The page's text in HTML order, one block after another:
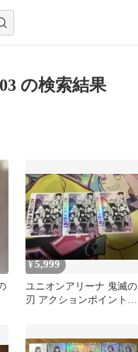
の検索結果
¥5,999
ユニオンアリーナ 鬼滅の
刃 アクションポイント 3